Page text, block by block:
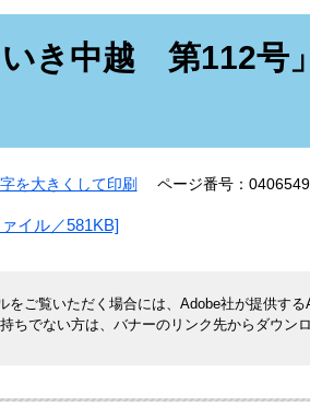
いき中越 第112号
を大きくして印刷 ページ番号：0406549
イル／581KB]
をご覧いただく場合には、Adobe社が提供する
ちでない方は、バナーのリンク先からダウン